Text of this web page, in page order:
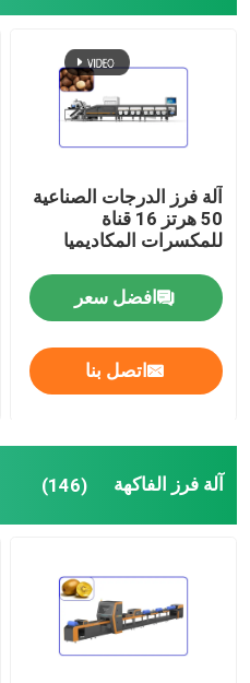
آلة قصف البقان
آلة الفرز الأوتوماتيكي
آلة الجوز المقشر
آلة تجهيز المكسرات
آلة الفرز بالأشعة تحت
آلة فرز الدرجات الصناعية
50 هرتز 16 قناة
للمكسرات المكاديميا
افضل سعر
اتصل بنا
آلة فرز الفاكهة (146)